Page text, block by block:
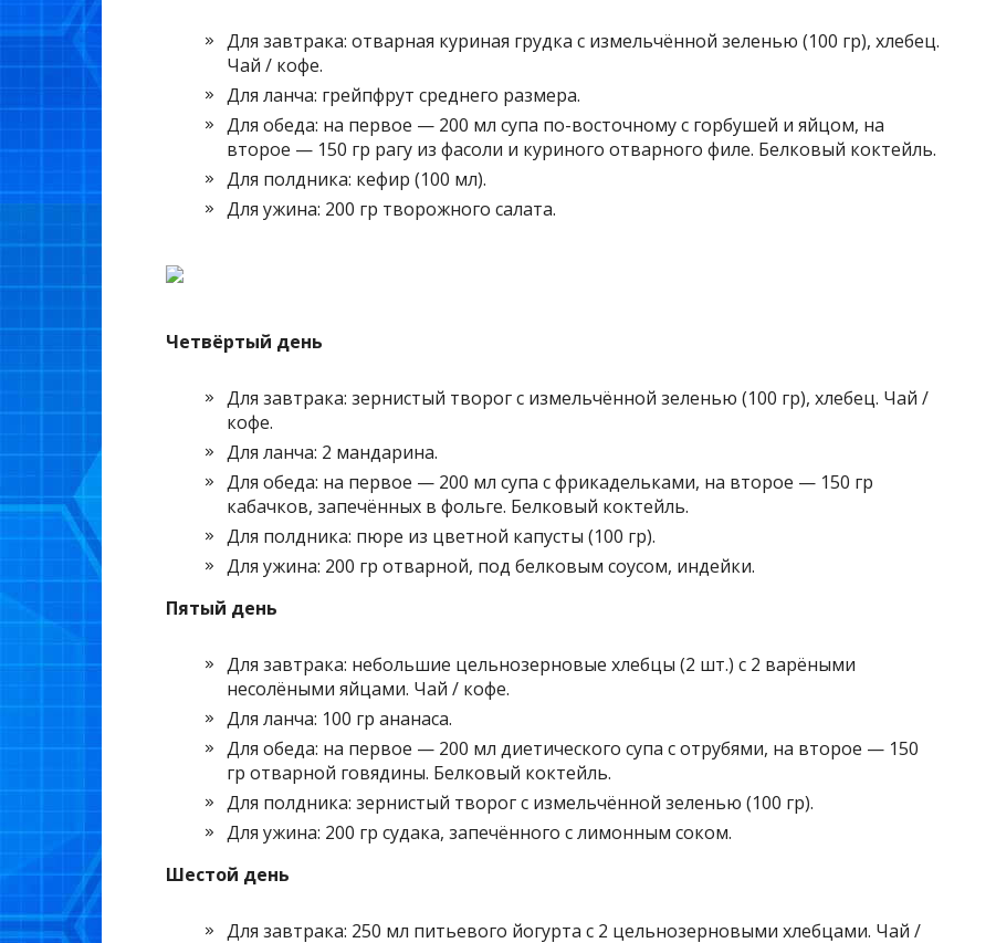
Для завтрака: отварная куриная грудка с измельчённой зеленью (100 гр), хлебец.
Чай / кофе.
Для ланча: грейпфрут среднего размера.
Для обеда: на первое — 200 мл супа по-восточному с горбушей и яйцом, на
второе — 150 гр рагу из фасоли и куриного отварного филе. Белковый коктейль.
Для полдника: кефир (100 мл).
Для ужина: 200 гр творожного салата.
Четвёртый день
Для завтрака: зернистый творог с измельчённой зеленью (100 гр), хлебец. Чай /
кофе.
Для ланча: 2 мандарина.
Для обеда: на первое — 200 мл супа с фрикадельками, на второе — 150 гр
кабачков, запечённых в фольге. Белковый коктейль.
Для полдника: пюре из цветной капусты (100 гр).
Для ужина: 200 гр отварной, под белковым соусом, индейки.
Пятый день
Для завтрака: небольшие цельнозерновые хлебцы (2 шт.) с 2 варёными
несолёными яйцами. Чай / кофе.
Для ланча: 100 гр ананаса.
Для обеда: на первое — 200 мл диетического супа с отрубями, на второе — 150
гр отварной говядины. Белковый коктейль.
Для полдника: зернистый творог с измельчённой зеленью (100 гр).
Для ужина: 200 гр судака, запечённого с лимонным соком.
Шестой день
Для завтрака: 250 мл питьевого йогурта с 2 цельнозерновыми хлебцами. Чай /